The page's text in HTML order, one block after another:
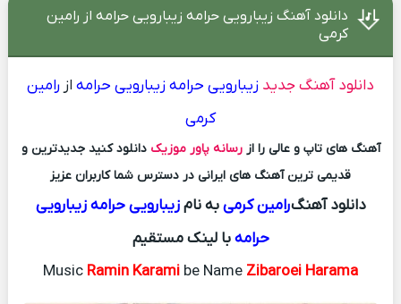
دانلود آهنگ زیبارویی حرامه زیبارویی حرامه از رامین
کرمی
دانلود آهنگ جدید زیبارویی حرامه زیبارویی حرامه از رامین
کرمی
آهنگ های تاپ و عالی را ازرسانه پاور موزیک دانلود کنید جدیدترین و
قدیمی ترین آهنگ های ایرانی در دسترس شما کاربران عزیز
دانلود آهنگرامین کرمیبه نامزیبارویی حرامه زیبارویی
حرامهبا لینک مستقیم
Music Ramin Karami be Name Zibaroei Harama